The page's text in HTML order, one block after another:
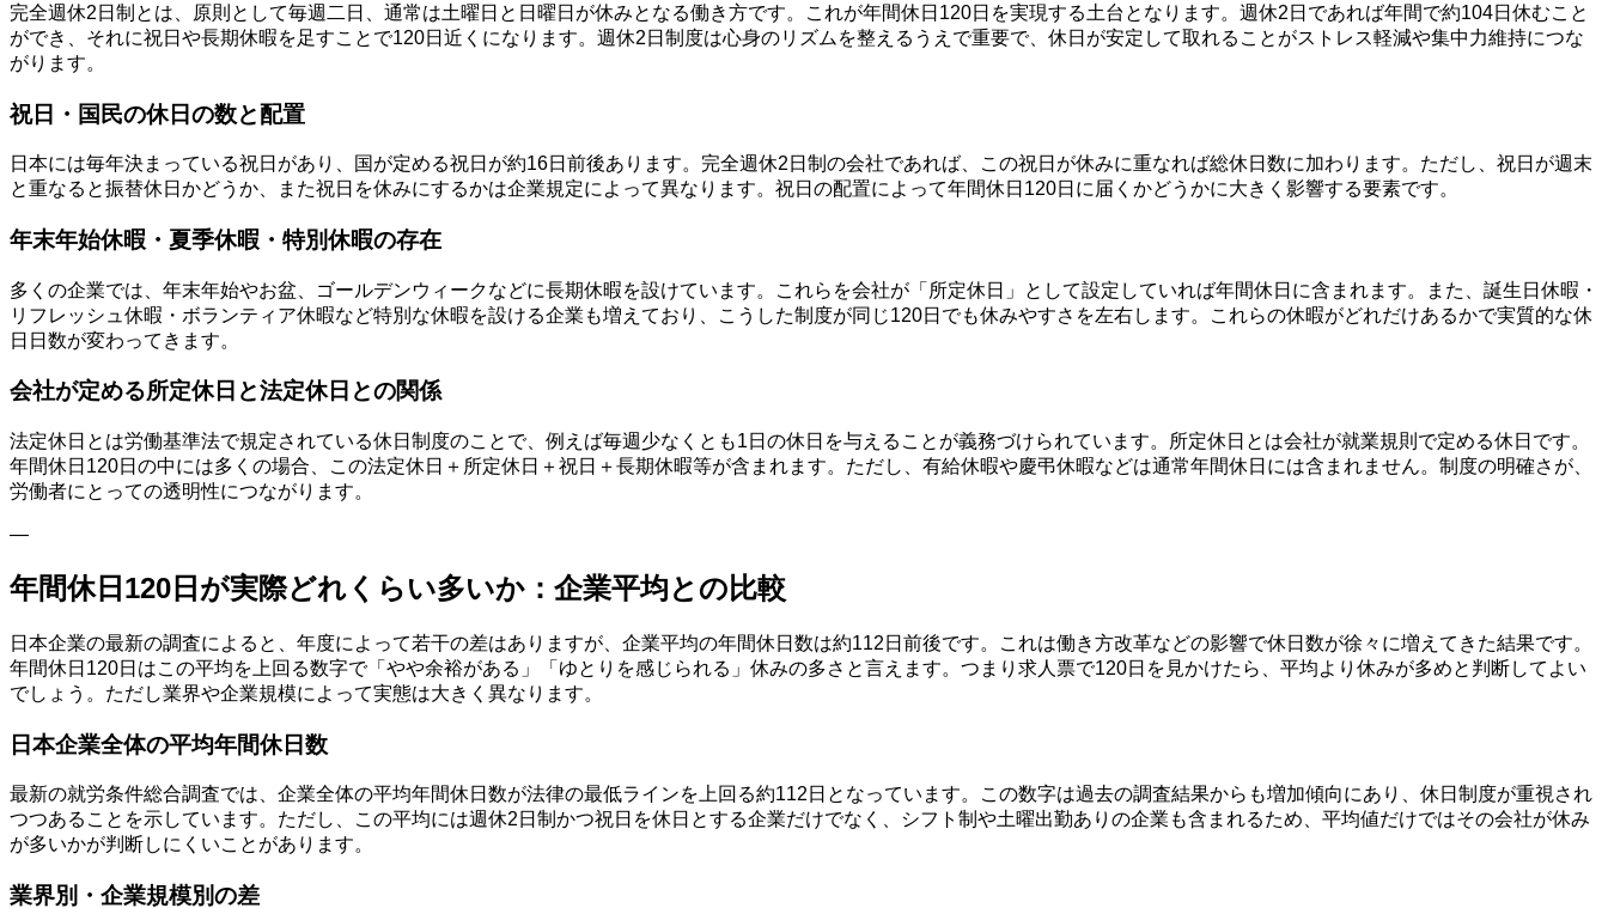
完全週休2日制とは、原則として毎週二日、通常は土曜日と日曜日が休みとなる働き方です。これが年間休日120日を実現する土台となります。週休2日であれば年間で約104日休むこと
ができ、それに祝日や長期休暇を足すことで120日近くになります。週休2日制度は心身のリズムを整えるうえで重要で、休日が安定して取れることがストレス軽減や集中力維持につな
がります。
祝日・国民の休日の数と配置
日本には毎年決まっている祝日があり、国が定める祝日が約16日前後あります。完全週休2日制の会社であれば、この祝日が休みに重なれば総休日数に加わります。ただし、祝日が週末
と重なると振替休日かどうか、また祝日を休みにするかは企業規定によって異なります。祝日の配置によって年間休日120日に届くかどうかに大きく影響する要素です。
年末年始休暇・夏季休暇・特別休暇の存在
多くの企業では、年末年始やお盆、ゴールデンウィークなどに長期休暇を設けています。これらを会社が「所定休日」として設定していれば年間休日に含まれます。また、誕生日休暇・
リフレッシュ休暇・ボランティア休暇など特別な休暇を設ける企業も増えており、こうした制度が同じ120日でも休みやすさを左右します。これらの休暇がどれだけあるかで実質的な休
日日数が変わってきます。
会社が定める所定休日と法定休日との関係
法定休日とは労働基準法で規定されている休日制度のことで、例えば毎週少なくとも1日の休日を与えることが義務づけられています。所定休日とは会社が就業規則で定める休日です。
年間休日120日の中には多くの場合、この法定休日＋所定休日＋祝日＋長期休暇等が含まれます。ただし、有給休暇や慶弔休暇などは通常年間休日には含まれません。制度の明確さが、
労働者にとっての透明性につながります。
—
年間休日120日が実際どれくらい多いか：企業平均との比較
日本企業の最新の調査によると、年度によって若干の差はありますが、企業平均の年間休日数は約112日前後です。これは働き方改革などの影響で休日数が徐々に増えてきた結果です。
年間休日120日はこの平均を上回る数字で「やや余裕がある」「ゆとりを感じられる」休みの多さと言えます。つまり求人票で120日を見かけたら、平均より休みが多めと判断してよい
でしょう。ただし業界や企業規模によって実態は大きく異なります。
日本企業全体の平均年間休日数
最新の就労条件総合調査では、企業全体の平均年間休日数が法律の最低ラインを上回る約112日となっています。この数字は過去の調査結果からも増加傾向にあり、休日制度が重視され
つつあることを示しています。ただし、この平均には週休2日制かつ祝日を休日とする企業だけでなく、シフト制や土曜出勤ありの企業も含まれるため、平均値だけではその会社が休み
が多いかが判断しにくいことがあります。
業界別・企業規模別の差